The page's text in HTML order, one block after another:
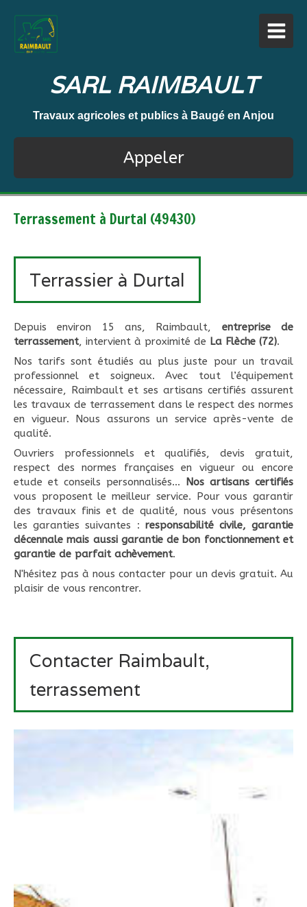
SARL RAIMBAULT
Travaux agricoles et publics à Baugé en Anjou
Appeler
Terrassement à Durtal (49430)
Terrassier à Durtal
Depuis environ 15 ans, Raimbault, entreprise de
terrassement, intervient à proximité de La Flèche (72).
Nos tarifs sont étudiés au plus juste pour un travail
professionnel et soigneux. Avec tout l’équipement
nécessaire, Raimbault et ses artisans certifiés assurent
les travaux de terrassement dans le respect des normes
en vigueur. Nous assurons un service après-vente de
qualité.
Ouvriers professionnels et qualifiés, devis gratuit,
respect des normes françaises en vigueur ou encore
etude et conseils personnalisés...
Nos artisans certifiés
vous proposent le meilleur service. Pour vous garantir
des travaux finis et de qualité, nous vous présentons
les garanties suivantes : responsabilité civile, garantie
décennale mais aussi garantie de bon fonctionnement et
garantie de parfait achèvement.
N'hésitez pas à nous contacter pour un devis gratuit. Au
plaisir de vous rencontrer.
Contacter Raimbault,
terrassement